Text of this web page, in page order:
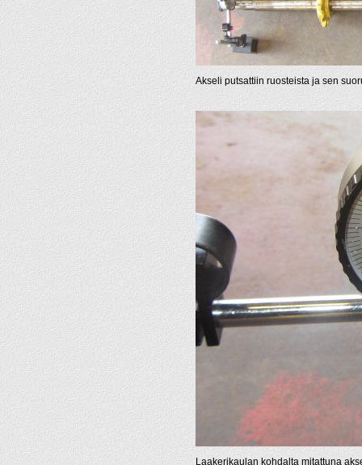
Akseli putsattiin ruosteista ja sen
Laakerikaulan kohdalta mitattuna